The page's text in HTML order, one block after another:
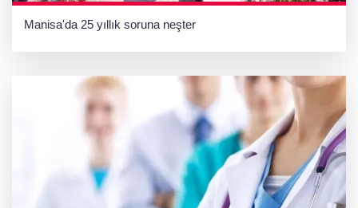
Manisa'da 25 yıllık soruna neşter